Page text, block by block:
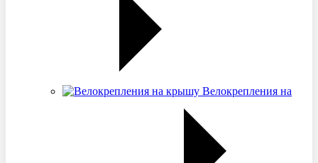
Велокрепления на